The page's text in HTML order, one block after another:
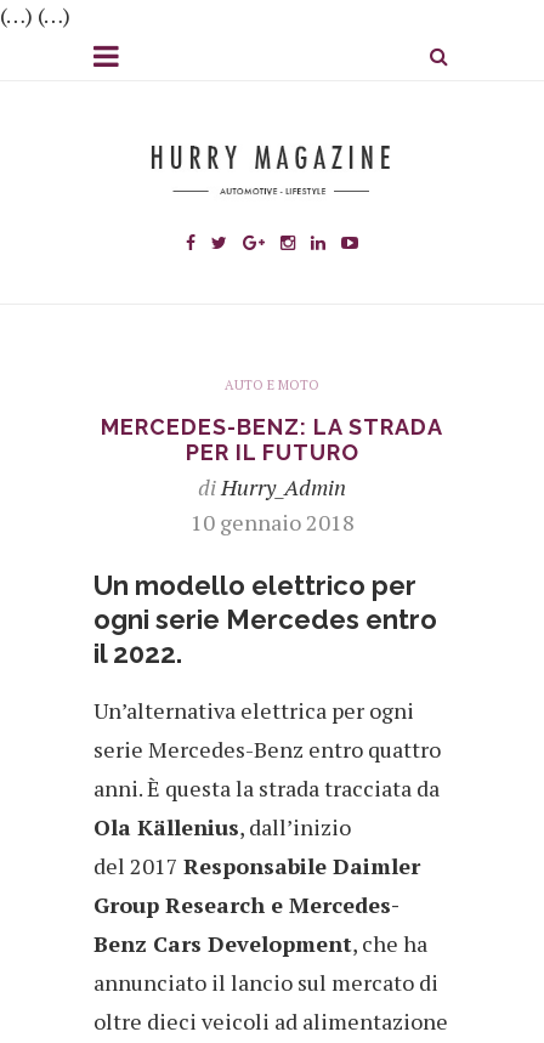
(…) (…)
AUTO E MOTO
MERCEDES-BENZ: LA STRADA
PER IL FUTURO
diHurry_Admin
10 gennaio 2018
Un modello elettrico per
ogni serie Mercedes entro
il 2022.
Un’alternativa elettrica per ogni
serie Mercedes-Benz entro quattro
anni. È questa la strada tracciata da
Ola Källenius, dall’inizio
del 2017 Responsabile Daimler
Group Research e Mercedes-
Benz Cars Development, che ha
annunciato il lancio sul mercato di
oltre dieci veicoli ad alimentazione